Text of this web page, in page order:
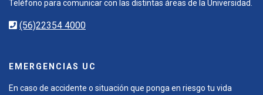
Teléfono para comunicar con las distintas áreas de la Universidad.
(56)22354 4000
EMERGENCIAS UC
En caso de accidente o situación que ponga en riesgo tu vida